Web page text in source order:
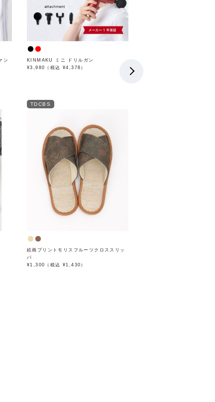
ン
KINMAKU ミニ ドリルガン
¥3,980（税込 ¥4,378）
TDCBS
絵画プリントモリスフルーツクロススリッ
パ
¥1,300（税込 ¥1,430）